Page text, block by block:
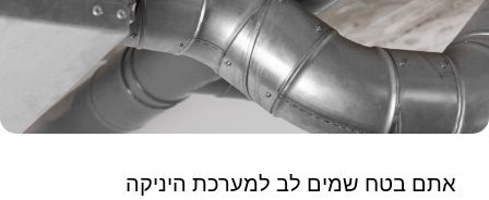
אתם בטח שמים לב למערכת היניקה